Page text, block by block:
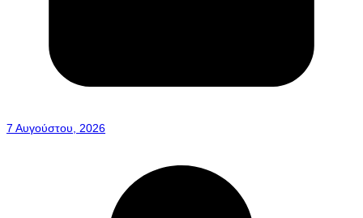
7 Αυγούστου, 2026